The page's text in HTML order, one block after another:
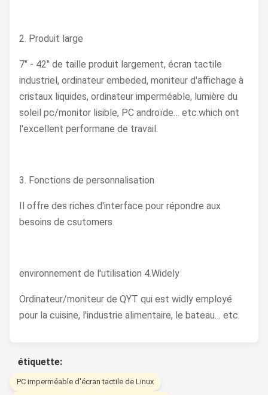
2. Produit large
7" - 42" de taille produit largement, écran tactile
industriel, ordinateur embeded, moniteur d'affichage à
cristaux liquides, ordinateur imperméable, lumière du
soleil pc/monitor lisible, PC androïde… etc.which ont
l'excellent performane de travail.
3. Fonctions de personnalisation
Il offre des riches d'interface pour répondre aux
besoins de csutomers.
environnement de l'utilisation 4.Widely
Ordinateur/moniteur de QYT qui est widly employé
pour la cuisine, l'industrie alimentaire, le bateau… etc.
étiquette:
PC imperméable d'écran tactile de Linux